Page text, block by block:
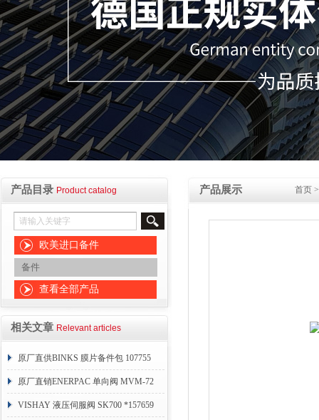
产品目录 Product catalog
欧美进口备件
备件
查看全部产品
相关文章 Relevant articles
原厂直供BINKS 膜片备件包 107755
原厂直销ENERPAC 单向阀 MVM-72
VISHAY 液压伺服阀 SK700 *157659
产品展示 首页